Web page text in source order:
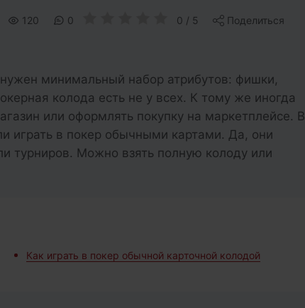
120 0 0 / 5 Поделиться
минимальный набор атрибутов: фишки,
колода есть не у всех. К тому же иногда
или оформлять покупку на маркетплейсе. В
играть в покер обычными картами. Да, они
турниров. Можно взять полную колоду или
Как играть в покер обычной карточной колодой